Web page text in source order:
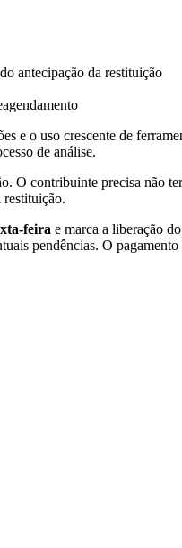
antecipação da restituição
e o uso crescente de
de análise.
O contribuinte precisa não
restituição.
feira e marca a liberação
pendências. O